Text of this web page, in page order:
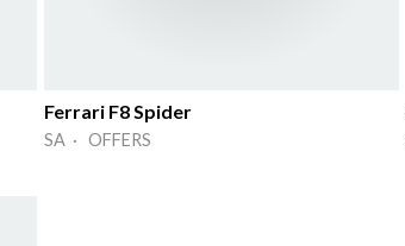
Ferrari F8 Spider
SA · OFFERS